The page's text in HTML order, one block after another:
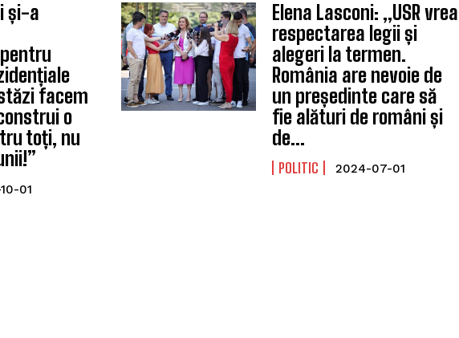
și-a
facem
o
toți, nu
01
Elena Lasconi: „USR vrea
respectarea legii și
alegeri la termen.
România are nevoie de
un președinte care să
fie alături de români și
de...
POLITIC 2024-07-01